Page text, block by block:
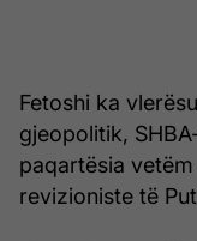
Fetoshi ka
gjeopolitik,
paqartësia
revizioniste të